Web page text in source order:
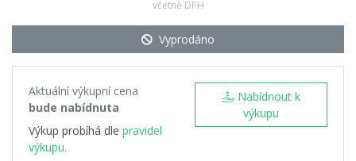
včetně DPH
Vyprodáno
Aktuální výkupní cena
bude nabídnuta
Výkup probíhá dle pravidel
výkupu.
výkupu